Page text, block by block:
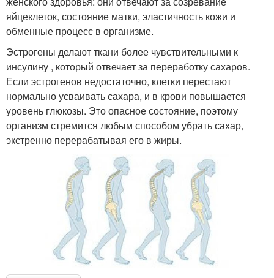
яйцеклеток, состояние матки, эластичность кожи и
обменные процесс в организме.
Эстрогены делают ткани более чувствительными к
инсулину , который отвечает за переработку сахаров.
Если эстрогенов недостаточно, клетки перестают
нормально усваивать сахара, и в крови повышается
уровень глюкозы. Это опасное состояние, поэтому
организм стремится любым способом убрать сахар,
экстренно перерабатывая его в жиры.